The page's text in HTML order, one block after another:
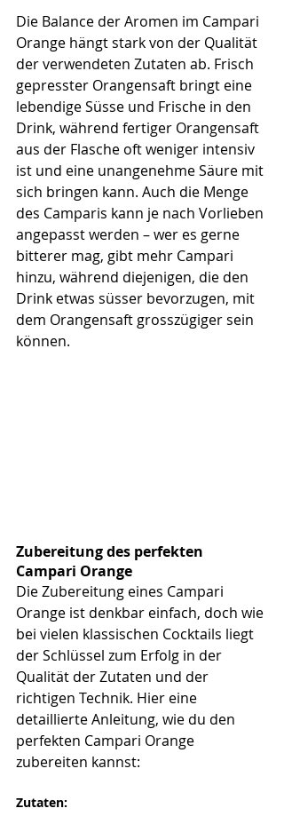
Die Balance der Aromen im Campari
Orange hängt stark von der Qualität
der verwendeten Zutaten ab. Frisch
gepresster Orangensaft bringt eine
lebendige Süsse und Frische in den
Drink, während fertiger Orangensaft
aus der Flasche oft weniger intensiv
ist und eine unangenehme Säure mit
sich bringen kann. Auch die Menge
des Camparis kann je nach Vorlieben
angepasst werden – wer es gerne
bitterer mag, gibt mehr Campari
hinzu, während diejenigen, die den
Drink etwas süsser bevorzugen, mit
dem Orangensaft grosszügiger sein
können.
Zubereitung des perfekten
Campari Orange
Die Zubereitung eines Campari
Orange ist denkbar einfach, doch wie
bei vielen klassischen Cocktails liegt
der Schlüssel zum Erfolg in der
Qualität der Zutaten und der
richtigen Technik. Hier eine
detaillierte Anleitung, wie du den
perfekten Campari Orange
zubereiten kannst:
Zutaten: